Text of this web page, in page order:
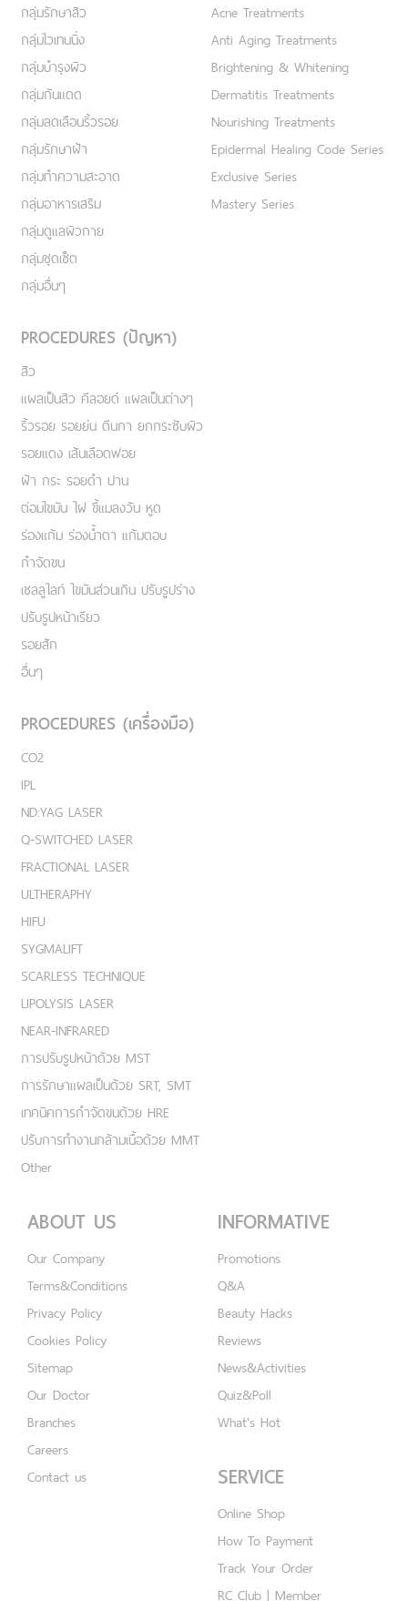
กลุ่มรักษาสิว
กลุ่มไวเทนนิ่ง
กลุ่มบำรุงผิว
กลุ่มกันแดด
กลุ่มลดเลือนริ้วรอย
กลุ่มรักษาฝ้า
กลุ่มทำความสะอาด
กลุ่มอาหารเสริม
กลุ่มดูแลผิวกาย
กลุ่มชุดเซ็ต
กลุ่มอื่นๆ
Acne Treatments
Anti Aging Treatments
Brightening & Whitening
Dermatitis Treatments
Nourishing Treatments
Epidermal Healing Code Series
Exclusive Series
Mastery Series
PROCEDURES (ปัญหา)
สิว
แผลเป็นสิว คีลอยด์ แผลเป็นต่างๆ
ริ้วรอย รอยย่น ตีนกา ยกกระชับผิว
รอยแดง เส้นเลือดฟอย
ฝ้า กระ รอยดำ ปาน
ต่อมไขมัน ไฝ ขี้แมลงวัน หูด
ร่องแก้ม ร่องน้ำตา แก้มตอบ
กำจัดขน
เชลลูไลท์ ไขมันส่วนเกิน ปรับรูปร่าง
ปรับรูปหน้าเรียว
รอยสัก
อื่นๆ
PROCEDURES (เครื่องมือ)
CO2
IPL
ND:YAG LASER
Q-SWITCHED LASER
FRACTIONAL LASER
ULTHERAPHY
HIFU
SYGMALIFT
SCARLESS TECHNIQUE
LIPOLYSIS LASER
NEAR-INFRARED
การปรับรูปหน้าด้วย MST
การรักษาแผลเป็นด้วย SRT, SMT
เทคนิคการกำจัดขนด้วย HRE
ปรับการทำงานกล้ามเนื้อด้วย MMT
Other
ABOUT US
Our Company
Terms&Conditions
Privacy Policy
Cookies Policy
Sitemap
Our Doctor
Branches
Careers
Contact us
INFORMATIVE
Promotions
Q&A
Beauty Hacks
Reviews
News&Activities
Quiz&Poll
What's Hot
SERVICE
Online Shop
How To Payment
Track Your Order
RC Club | Member